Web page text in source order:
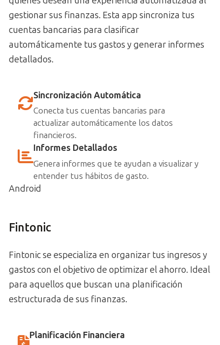
gestionar sus finanzas. Esta app sincroniza tus
cuentas bancarias para clasificar
automáticamente tus gastos y generar informes
detallados.
Sincronización Automática
Conecta tus cuentas bancarias para
actualizar automáticamente los datos
financieros.
Informes Detallados
Genera informes que te ayudan a visualizar y
entender tus hábitos de gasto.
Android
Fintonic
Fintonic se especializa en organizar tus ingresos y
gastos con el objetivo de optimizar el ahorro. Ideal
para aquellos que buscan una planificación
estructurada de sus finanzas.
Planificación Financiera